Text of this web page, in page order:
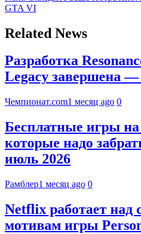
GTA VI
Related News
Разработка
Legacy завершена —
Чемпионат.com1 месяц ago 0
Бесплатные игры
которые надо
июль 2026
Рамблер1 месяц ago 0
Netflix работает над
мотивам игры